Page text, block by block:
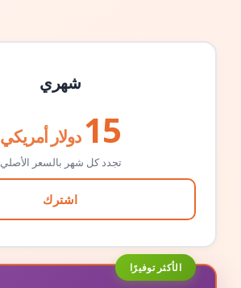
شهري
15 دولار أمريكي
تجدد كل شهر بالسعر الأصلي
اشترك
الأكثر توفيرًا